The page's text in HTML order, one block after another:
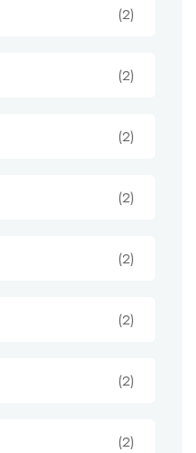
(2)
(2)
(2)
(2)
(2)
(2)
(2)
(2)